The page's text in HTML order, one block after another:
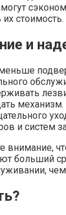
стоимость.
и
и систем
внимание,
больший